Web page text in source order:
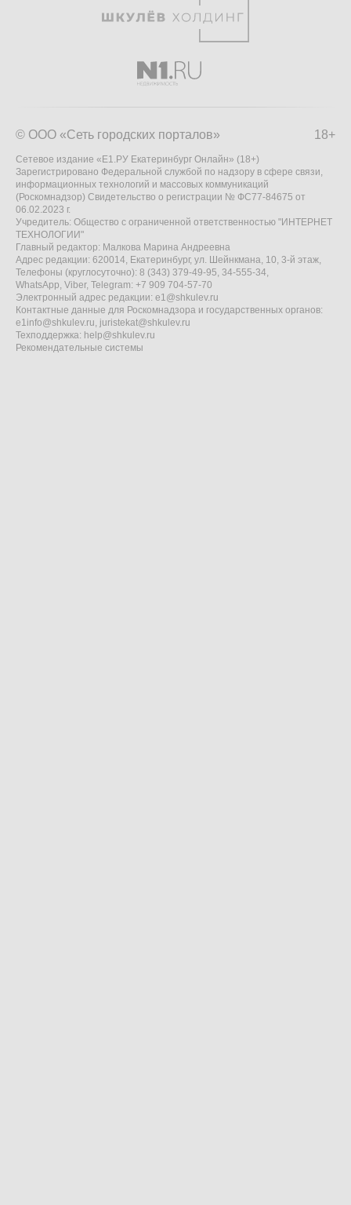
18+
© ООО «Сеть городских порталов»
Сетевое издание «Е1.РУ Екатеринбург Онлайн» (18+)
Зарегистрировано Федеральной службой по надзору в сфере связи,
информационных технологий и массовых коммуникаций
(Роскомнадзор) Свидетельство о регистрации № ФС77-84675 от
06.02.2023 г.
Учредитель: Общество с ограниченной ответственностью "ИНТЕРНЕТ
ТЕХНОЛОГИИ"
Главный редактор: Малкова Марина Андреевна
Адрес редакции: 620014, Екатеринбург, ул. Шейнкмана, 10, 3-й этаж,
Телефоны (круглосуточно): 8 (343) 379-49-95, 34-555-34,
WhatsApp, Viber, Telegram: +7 909 704-57-70
Электронный адрес редакции: e1@shkulev.ru
Контактные данные для Роскомнадзора и государственных органов:
e1info@shkulev.ru, juristekat@shkulev.ru
Техподдержка: help@shkulev.ru
Рекомендательные системы